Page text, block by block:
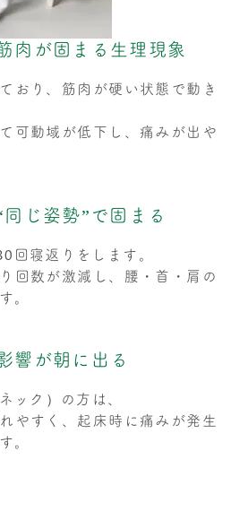
肉が固まる生理現象
おり、筋肉が硬い状態で動き
可動域が低下し、痛みが出や
じ姿勢”で固まる
回寝返りをします。
回数が激減し、腰・首・肩の
。
響が朝に出る
ック）の方は、
やすく、起床時に痛みが発生
。